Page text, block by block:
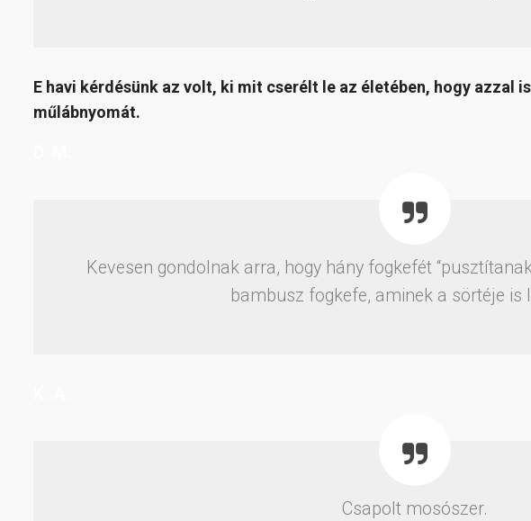
E havi kérdésünk az volt, ki mit cserélt le az életében, hogy azzal
műlábnyomát.
Kevesen gondolnak arra, hogy hány fogkefét
bambusz fogkefe, aminek a sörtéje is
Csapolt mosószer.